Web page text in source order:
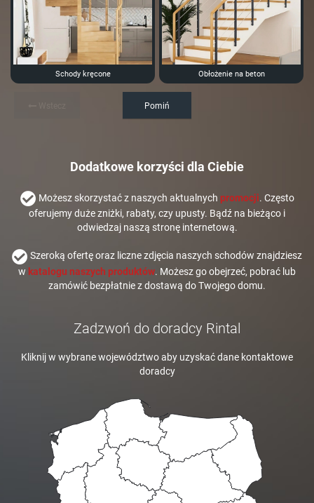
Schody kręcone Obłożenie na beton
Pomiń
Dodatkowe korzyści dla Ciebie
Możesz skorzystać z naszych aktualnych promocji. Często
oferujemy duże zniżki, rabaty, czy upusty. Bądź na bieżąco i
odwiedzaj naszą stronę internetową.
Szeroką ofertę oraz liczne zdjęcia naszych schodów znajdziesz
w katalogu naszych produktów. Możesz go obejrzeć, pobrać lub
zamówić bezpłatnie z dostawą do Twojego domu.
Zadzwoń do doradcy Rintal
Kliknij w wybrane województwo aby uzyskać dane kontaktowe
doradcy